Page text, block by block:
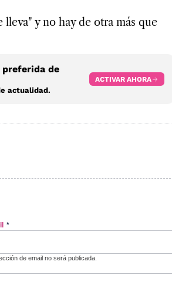
y no hay de otra más que
de
actualidad.
ACTIVAR AHORA
*
de email no será publicada.